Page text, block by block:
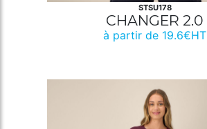
STSU178
CHANGER 2.0
à partir de 19.6€HT